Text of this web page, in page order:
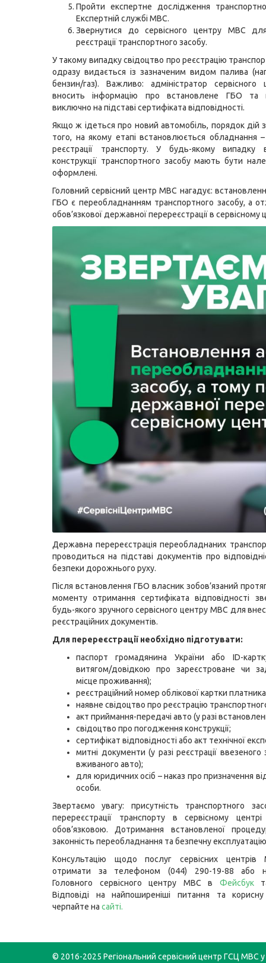
Пройти експертне дослідження
Експертній службі МВС.
Звернутися до сервісного центру МВС
реєстрації транспортного засобу.
У такому випадку свідоцтво про реєстрацію
одразу видається із зазначеним видом палива
бензин/газ). Важливо: адміністратор
вносить інформацію про встановлене ГБО та
виключно на підставі сертифіката відповідності.
Якщо ж ідеться про новий автомобіль, порядок дій
того, на якому етапі встановлюється обладнання
реєстрації транспорту. У будь-якому випадку
конструкції транспортного засобу мають бути
оформлені.
Головний сервісний центр МВС нагадує:
ГБО є переобладнанням транспортного засобу, а
обов’язкової державної перереєстрації в сервісному
Державна перереєстрація переобладнаних
проводиться на підставі документів про
безпеки дорожнього руху.
Після встановлення ГБО власник зобов’язаний
моменту отримання сертифіката відповідності
будь-якого зручного сервісного центру МВС для
реєстраційних документів.
Для перереєстрації необхідно підготувати:
паспорт громадянина України або ID-
витягом/довідкою про зареєстроване чи
місце проживання);
реєстраційний номер облікової картки
наявне свідоцтво про реєстрацію
акт приймання-передачі авто (у разі
свідоцтво про погодження конструкції;
сертифікат відповідності або акт технічної
митні документи (у разі реєстрації
вживаного авто);
для юридичних осіб – наказ про призначення
особи.
Звертаємо увагу: присутність транспортного
перереєстрації транспорту в сервісному
обов’язковою. Дотримання встановленої
законність переобладнання та безпечну
Консультацію щодо послуг сервісних
отримати за телефоном (044) 290-19-88 або
Головного сервісного центру МВС в
Фейсбук
Відповіді на найпоширеніші питання та
черпайте на сайті.
© 2016-2025 Регіональний сервісний центр ГСЦ МВС у